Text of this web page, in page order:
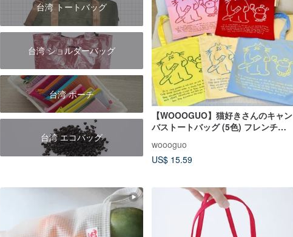
台湾 トートバッグ
台湾 ショルダーバッグ
台湾 ポーチ
台湾 エコバッグ
【WOOOGUO】猫好きさんのキャン
バストートバッグ (5色) フレンチキ
グ
woooguo
US$ 15.59